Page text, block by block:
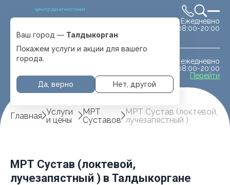
центр диагностики
Выбрать город
с. Отеген батыра
Ежедневно
08:00-20:00
ежедневно
08:00-20:00
Перейти
Ваш город — Талдыкорган
Покажем услуги и акции для вашего
города.
Да, верно Нет, другой
Главная Услуги
и цены
МРТ
Суставов
МРТ Сустав (локтевой,
лучезапястный )
МРТ Сустав (локтевой,
лучезапястный ) в Талдыкоргане